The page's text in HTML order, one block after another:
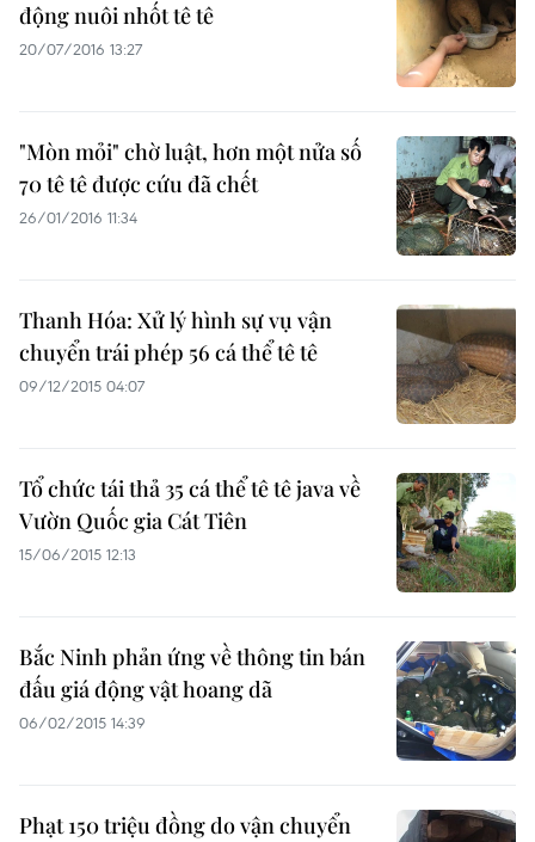
động nuôi nhốt tê tê
20/07/2016 13:27
"Mòn mỏi" chờ luật, hơn một nửa số
70 tê tê được cứu đã chết
26/01/2016 11:34
Thanh Hóa: Xử lý hình sự vụ vận
chuyển trái phép 56 cá thể tê tê
09/12/2015 04:07
Tổ chức tái thả 35 cá thể tê tê java về
Vườn Quốc gia Cát Tiên
15/06/2015 12:13
Bắc Ninh phản ứng về thông tin bán
đấu giá động vật hoang dã
06/02/2015 14:39
Phạt 150 triệu đồng do vận chuyển